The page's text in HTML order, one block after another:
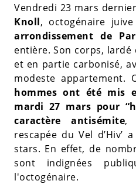
Vendredi 23 mars
Knoll, octogénaire
arrondissement de
entière. Son corps, lardé
et en partie carbonisé,
modeste appartement.
hommes ont été mis
mardi 27 mars pour
caractère antisémite,
rescapée du Vel d’Hiv’
stars. En effet, de
sont indignées
l'octogénaire.